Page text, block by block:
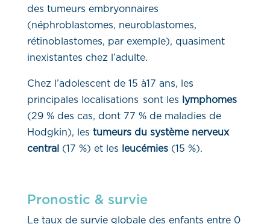
des tumeurs embryonnaires
(néphroblastomes, neuroblastomes,
rétinoblastomes, par exemple), quasiment
inexistantes chez l’adulte.
Chez l’adolescent de 15 à17 ans, les
principales localisations sont les
lymphomes
(29 % des cas, dont 77 % de maladies de
Hodgkin), les tumeurs du système nerveux
central
(17 %) et les leucémies(15 %).
Pronostic & survie
Le taux de survie globale des enfants entre 0